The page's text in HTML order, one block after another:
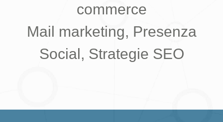
commerce
Mail marketing, Presenza
Social, Strategie SEO